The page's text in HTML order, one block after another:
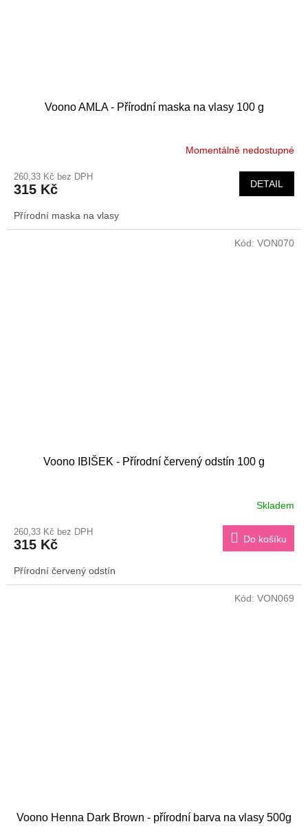
Voono AMLA - Přírodní maska na vlasy 100 g
Momentálně nedostupné
260,33 Kč bez DPH
315 Kč DETAIL
Přírodní maska na vlasy
Voono IBIŠEK - Přírodní červený odstín 100 g
Skladem
260,33 Kč bez DPH
315 Kč Do košíku
Přírodní červený odstín
Kód: VON070
Voono Henna Dark Brown - přírodní barva na vlasy 500g
Kód: VON069